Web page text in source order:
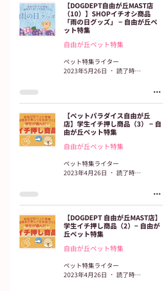
【DOGDEPT自由が丘MAST店
（10）】SHOPイチオシ商品
「雨の日グッズ」 − 自由が丘ペ
ット特集
自由が丘ペット特集
ペット特集ライター
2023年5月26日
読了時間: 2分
【​ペットパラダイス自由が丘
店】学生イチ押し商品（3） − 自
由が丘ペット特集
自由が丘ペット特集
ペット特集ライター
2023年4月26日
読了時間: 2分
【​DOGDEPT 自由が丘MAST店】
学生イチ押し商品（2）− 自由が
丘ペット特集
自由が丘ペット特集
ペット特集ライター
2023年4月26日
読了時間: 2分